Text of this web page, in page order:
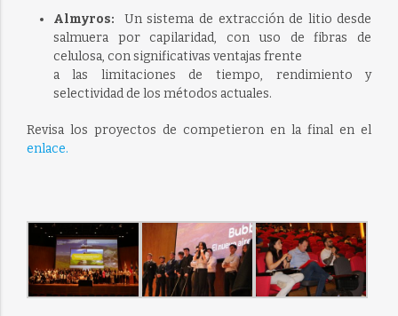
Almyros: Un sistema de extracción de litio desde
salmuera por capilaridad, con uso de fibras de
celulosa, con significativas ventajas frente
a las limitaciones de tiempo, rendimiento y
selectividad de los métodos actuales.
Revisa los proyectos de competieron en la final en el
enlace.